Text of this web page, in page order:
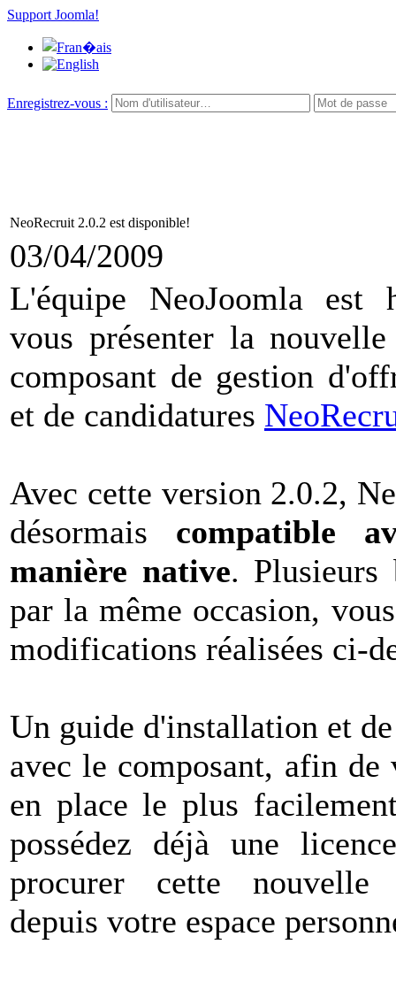
Support Joomla!
Enregistrez-vous :
NeoRecruit 2.0.2 est disponible!
03/04/2009
L'équipe NeoJoomla est
vous présenter la
composant de gestion
et de candidatures
Avec cette version 2.0.2,
désormais compatible
manière native. Plusieurs
par la même occasion,
modifications réalisées ci-
Un guide d'installation et
avec le composant, afin
en place le plus
possédez déjà une
procurer cette nouvelle
depuis votre espace